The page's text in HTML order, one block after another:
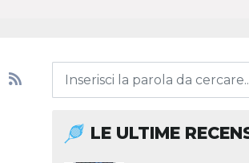
LE ULTIME